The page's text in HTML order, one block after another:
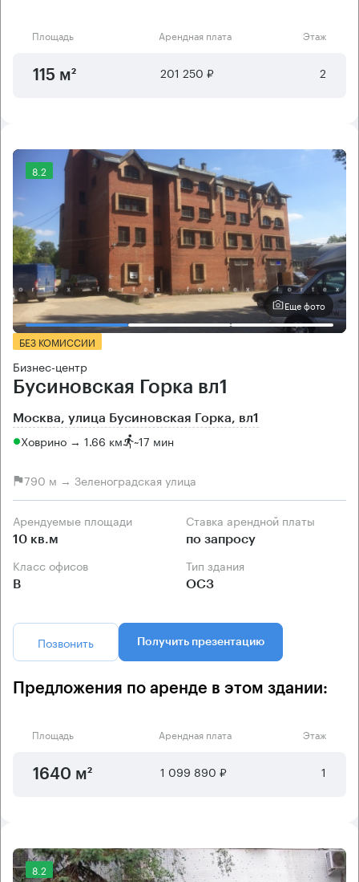
Площадь Арендная плата Этаж
115 м² 201 250 ₽ 2
8.2
Еще фото
БЕЗ КОМИССИИ
Бизнес-центр
Бусиновская Горка вл1
Москва, улица Бусиновская Горка, вл1
Ховрино → 1.66 км ~17 мин
790 м → Зеленоградская улица
Арендуемые площади
10 кв.м
Ставка арендной платы
по запросу
Класс офисов
B
Тип здания
ОСЗ
Позвонить Получить презентацию
Предложения по аренде в этом здании:
Площадь Арендная плата Этаж
1640 м² 1 099 890 ₽ 1
8.2